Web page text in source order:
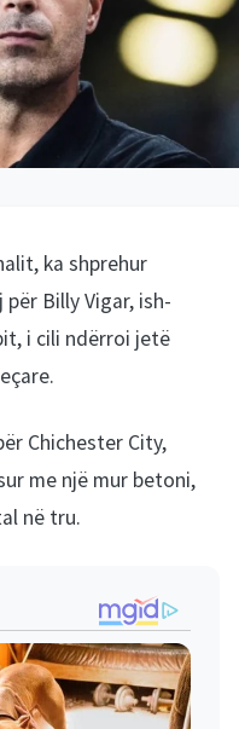
ka shprehur
Billy Vigar, ish-
i cili ndërroi jetë
Chichester City,
me një mur betoni,
në tru.